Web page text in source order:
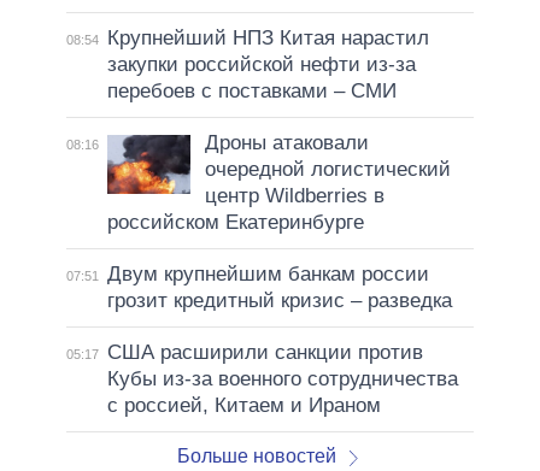
08:54
Крупнейший НПЗ Китая нарастил
закупки российской нефти из-за
перебоев с поставками – СМИ
08:16
Дроны атаковали
очередной логистический
центр Wildberries в
российском Екатеринбурге
07:51
Двум крупнейшим банкам россии
грозит кредитный кризис – разведка
05:17
США расширили санкции против
Кубы из-за военного сотрудничества
с россией, Китаем и Ираном
Больше новостей